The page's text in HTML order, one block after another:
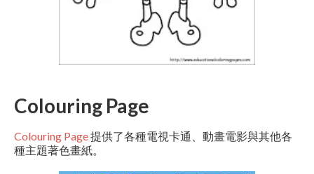
Colouring Page
Colouring Page提供了各種電視卡通、動畫電影與其他各
種主題著色畫紙。